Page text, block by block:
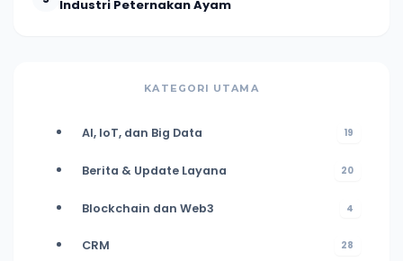
Industri Peternakan Ayam
KATEGORI UTAMA
AI, IoT, dan Big Data 19
Berita & Update Layana 20
Blockchain dan Web3 4
CRM 28